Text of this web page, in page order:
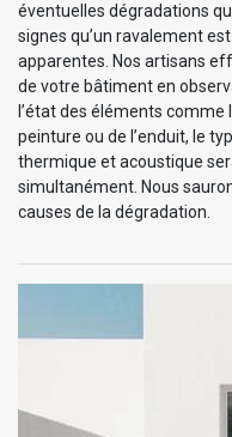
éventuelles dégradations
signes qu’un ravalement
apparentes. Nos artisans
de votre bâtiment en
l’état des éléments
peinture ou de l’enduit, le
thermique et acoustique
simultanément. Nous
causes de la dégradation.